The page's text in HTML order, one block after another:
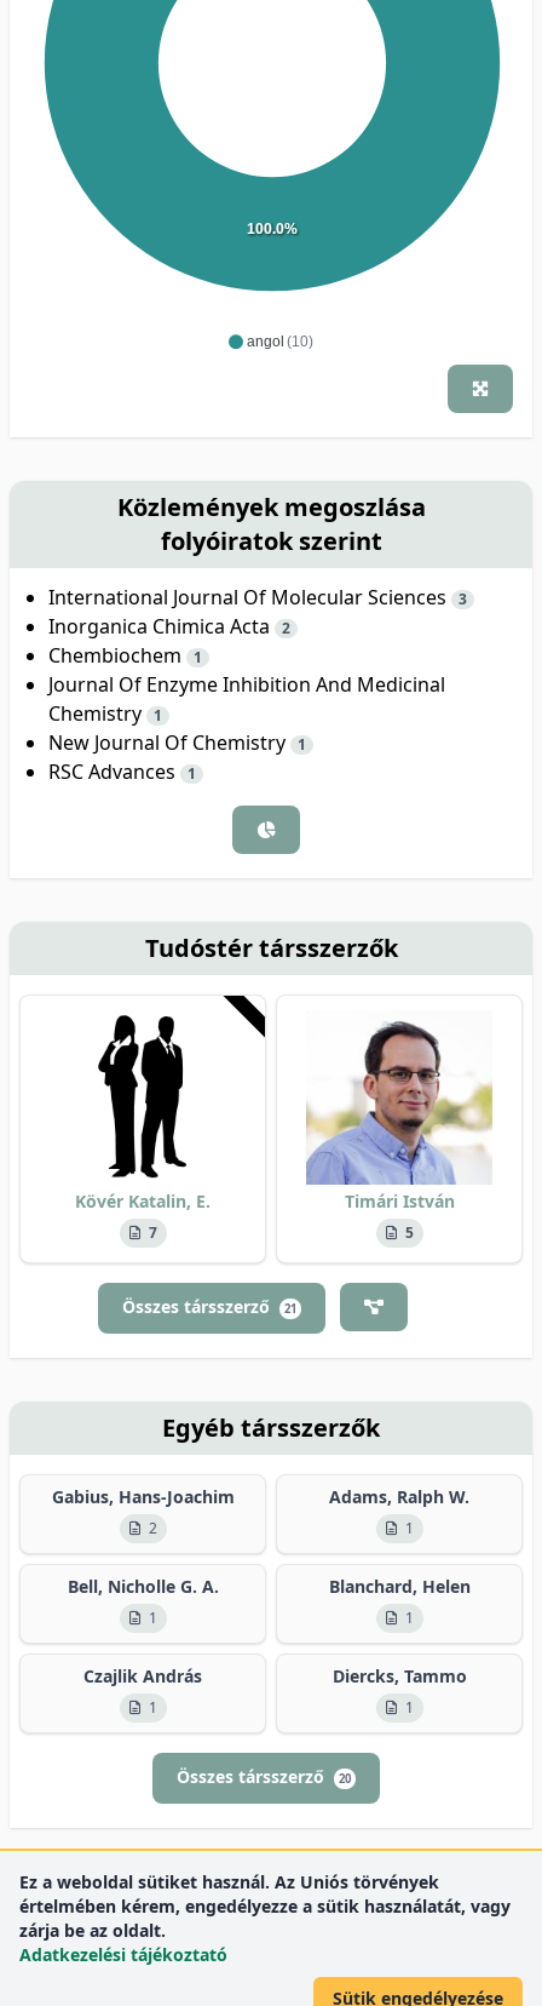
angol (10)
100.0%
Közlemények megoszlása
folyóiratok szerint
International Journal Of Molecular Sciences 3
Inorganica Chimica Acta 2
Chembiochem 1
Journal Of Enzyme Inhibition And Medicinal
Chemistry
1
New Journal Of Chemistry 1
RSC Advances 1
Tudóstér társszerzők
Kövér Katalin, E.
7
Timári István
5
Összes társszerző 21
Egyéb társszerzők
Gabius, Hans-Joachim
2
Adams, Ralph W.
1
Bell, Nicholle G. A.
1
Blanchard, Helen
1
Czajlik András
1
Diercks, Tammo
1
Összes társszerző 20
Ez a weboldal sütiket használ. Az Uniós törvények
értelmében kérem, engedélyezze a sütik használatát, vagy
zárja be az oldalt.
Adatkezelési tájékoztató
Sütik engedélyezése